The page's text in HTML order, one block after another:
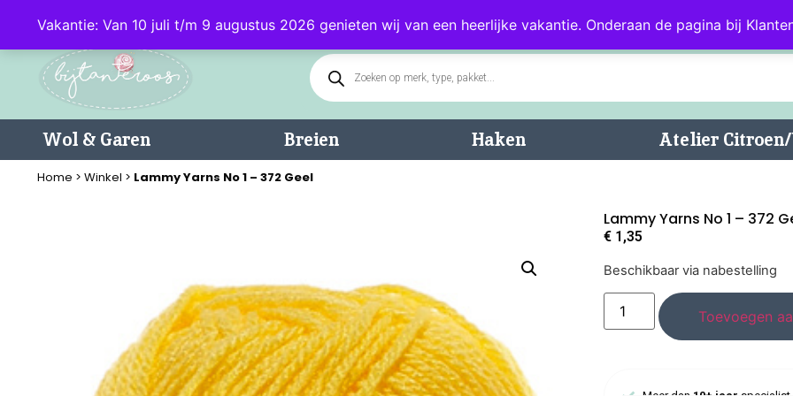
Vakantie: Van 10 juli t/m 9 augustus 2026 genieten wij van een heerlijke vakantie. Onderaan de pagina bij
Blog Klantenservice
Wol & Garen Breien Haken Atelier
Home > Winkel > Lammy Yarns No 1 – 372 Geel
Lammy Yarns No 1 – 372
€ 1,35
Beschikbaar via nabestelling
Toevoegen